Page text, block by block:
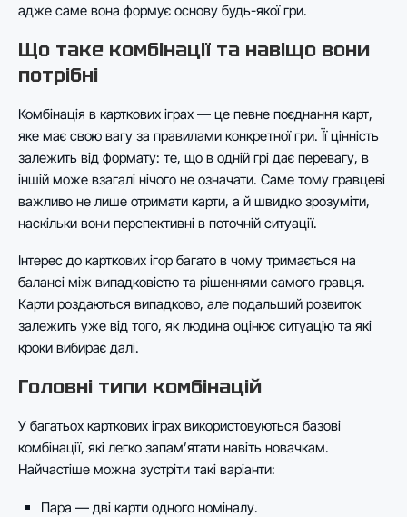
адже саме вона формує основу будь-якої гри.
Що таке комбінації та навіщо вони
потрібні
Комбінація в карткових іграх — це певне поєднання карт,
яке має свою вагу за правилами конкретної гри. Її цінність
залежить від формату: те, що в одній грі дає перевагу, в
іншій може взагалі нічого не означати. Саме тому гравцеві
важливо не лише отримати карти, а й швидко зрозуміти,
наскільки вони перспективні в поточній ситуації.
Інтерес до карткових ігор багато в чому тримається на
балансі між випадковістю та рішеннями самого гравця.
Карти роздаються випадково, але подальший розвиток
залежить уже від того, як людина оцінює ситуацію та які
кроки вибирає далі.
Головні типи комбінацій
У багатьох карткових іграх використовуються базові
комбінації, які легко запам’ятати навіть новачкам.
Найчастіше можна зустріти такі варіанти:
Пара — дві карти одного номіналу.